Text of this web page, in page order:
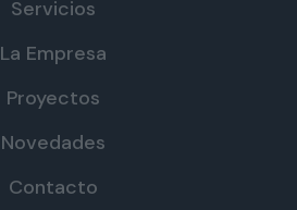
Servicios
La Empresa
Proyectos
Novedades
Contacto